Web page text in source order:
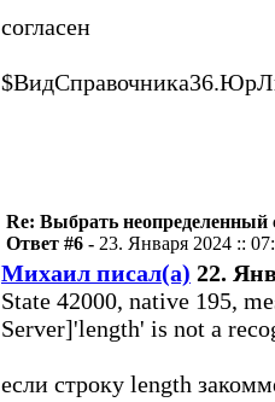
согласен
Re: Выбрать неопределенный
Ответ #6 - 23. Января 2024 ::
Михаил писал(а) 22.
State 42000, native 195,
Server]'length' is not a
если строку length